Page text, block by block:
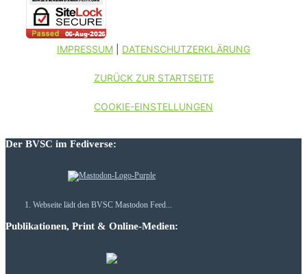
IMPRESSUM DATENSCHUTZERKLÄRUNG
ZURÜCK ZUR STARTSEITE
COOKIE-EINSTELLUNGEN
Der BVSC im Fediverse:
Webseite lädt den BVSC Mastodon Feed...
Publikationen, Print & Online-Medien: